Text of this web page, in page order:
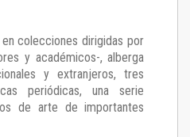
colecciones dirigidas por
y académicos-, alberga
y extranjeros, tres
periódicas, una serie
de arte de importantes